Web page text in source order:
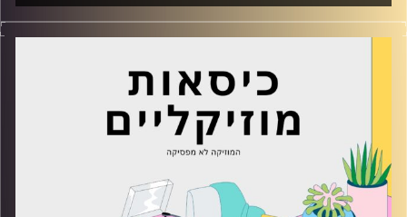
כסאות מוזיקליים עם איתן פישמן